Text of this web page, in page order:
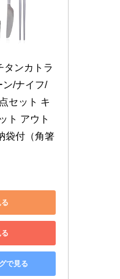
タンカトラ
ン/ナイフ/
セット キ
ト アウト
袋付（角箸
で見る